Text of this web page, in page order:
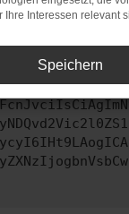
versucht hast,
Ihre Interessen relevant
Speichern